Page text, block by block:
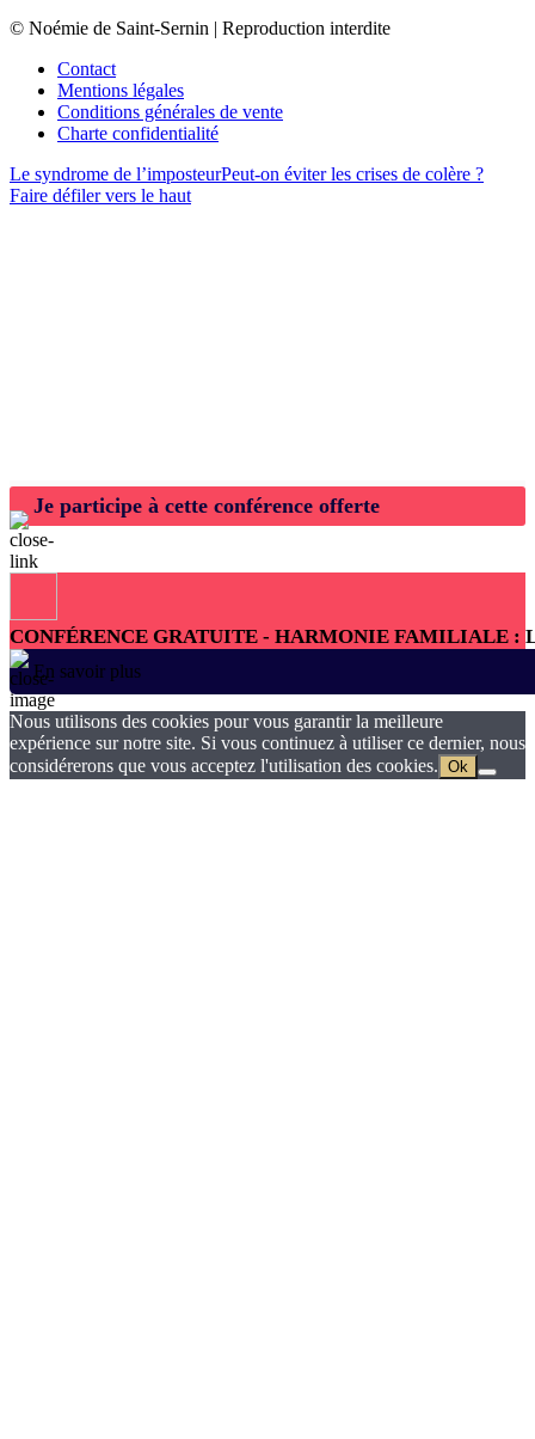
© Noémie de Saint-Sernin | Reproduction interdite
Contact
Mentions légales
Conditions générales de vente
Charte confidentialité
Le syndrome de l’imposteurPeut-on éviter les crises de colère ?
Faire défiler vers le haut
Je participe à cette conférence offerte
CONFÉRENCE GRATUITE - HARMONIE FAMILIALE :
En savoir plus
Nous utilisons des cookies pour vous garantir la meilleure
expérience sur notre site. Si vous continuez à utiliser ce dernier, nous
considérerons que vous acceptez l'utilisation des cookies. Ok